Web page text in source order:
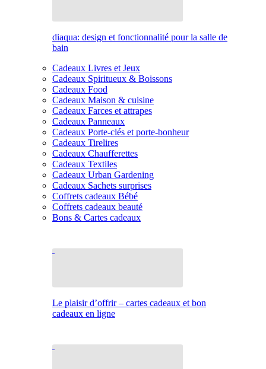
diaqua: design et fonctionnalité pour la salle de
bain
Cadeaux Livres et Jeux
Cadeaux Spiritueux & Boissons
Cadeaux Food
Cadeaux Maison & cuisine
Cadeaux Farces et attrapes
Cadeaux Panneaux
Cadeaux Porte-clés et porte-bonheur
Cadeaux Tirelires
Cadeaux Chaufferettes
Cadeaux Textiles
Cadeaux Urban Gardening
Cadeaux Sachets surprises
Coffrets cadeaux Bébé
Coffrets cadeaux beauté
Bons & Cartes cadeaux
Le plaisir d’offrir – cartes cadeaux et bon
cadeaux en ligne